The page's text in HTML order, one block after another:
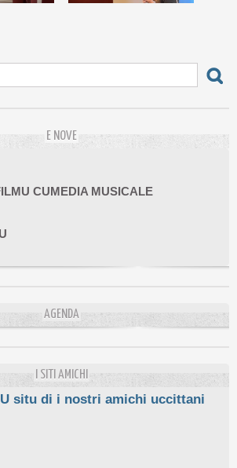
E NOVE
AGENDA
I SITI AMICHI
U situ di i nostri amichi uccittani